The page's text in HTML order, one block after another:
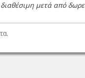
μετά από